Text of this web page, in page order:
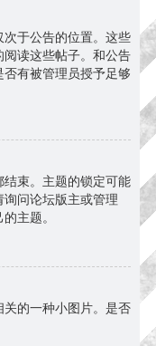
于公告的位置。这些
读这些帖子。和公告
有被管理员授予足够
束。主题的锁定可能
问论坛版主或管理
主题。
的一种小图片。是否